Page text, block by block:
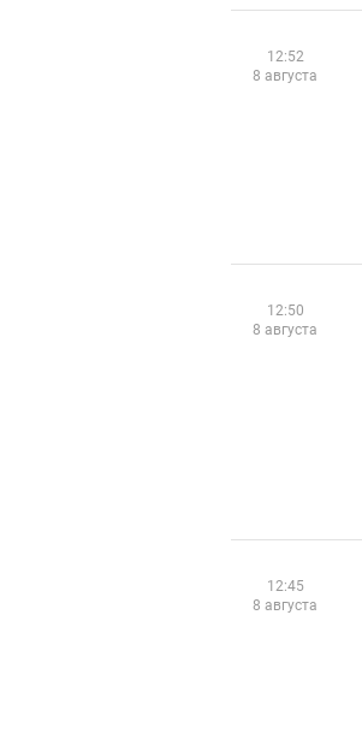
12:52
8 августа
12:50
8 августа
12:45
8 августа